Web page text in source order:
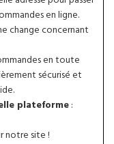
en ligne.
change concernant
en toute
sécurisé et
plateforme:
notre site !